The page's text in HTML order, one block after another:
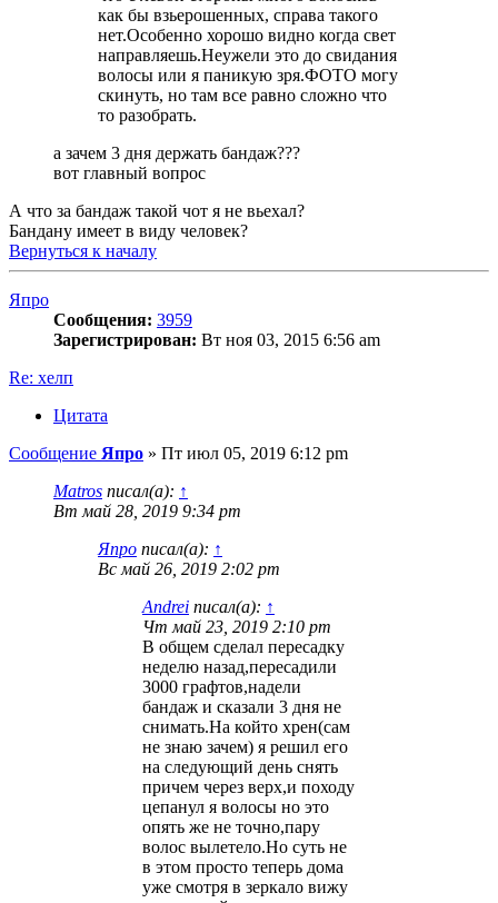
как бы взьерошенных, справа такого
нет.Особенно хорошо видно когда свет
направляешь.Неужели это до свидания
волосы или я паникую зря.ФОТО могу
скинуть, но там все равно сложно что
то разобрать.
а зачем 3 дня держать бандаж???
вот главный вопрос
А что за бандаж такой чот я не вьехал?
Бандану имеет в виду человек?
Вернуться к началу
Япро
Сообщения: 3959
Зарегистрирован: Вт ноя 03, 2015 6:56 am
Re: хелп
Цитата
Сообщение Япро » Пт июл 05, 2019 6:12 pm
Matros писал(а): ↑
Вт май 28, 2019 9:34 pm
Япро писал(а): ↑
Вс май 26, 2019 2:02 pm
Andrei писал(а): ↑
Чт май 23, 2019 2:10 pm
В общем сделал пересадку
неделю назад,пересадили
3000 графтов,надели
бандаж и сказали 3 дня не
снимать.На който хрен(сам
не знаю зачем) я решил его
на следующий день снять
причем через верх,и походу
цепанул я волосы но это
опять же не точно,пару
волос вылетело.Но суть не
в этом просто теперь дома
уже смотря в зеркало вижу